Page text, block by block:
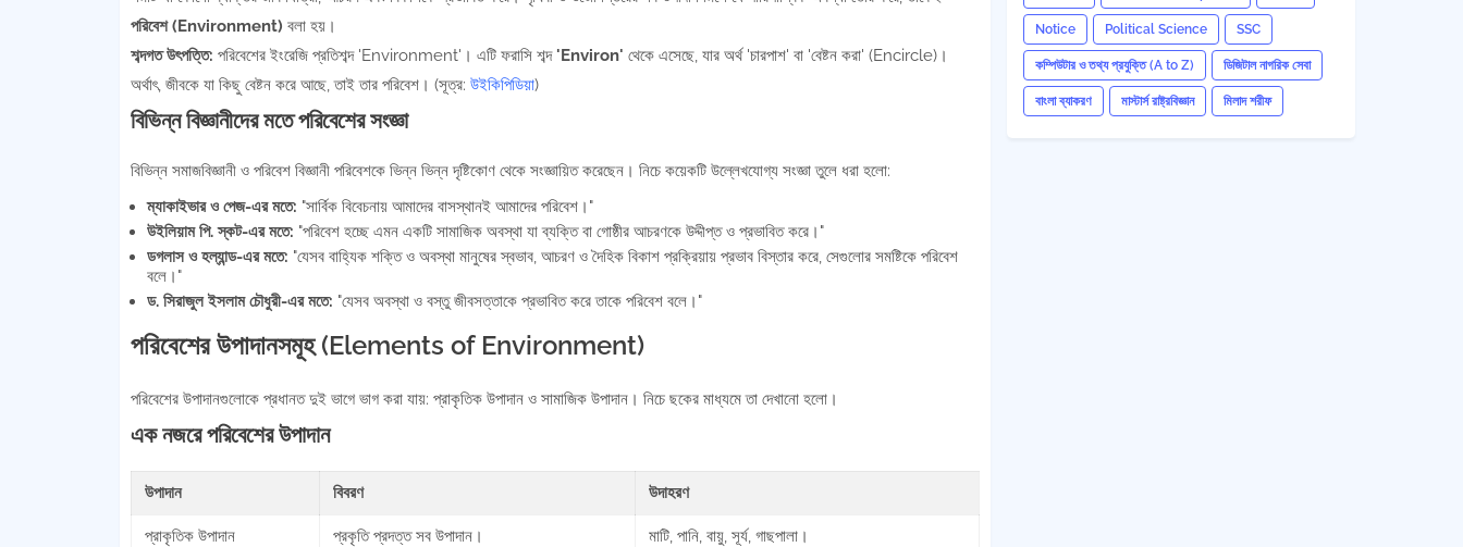
পরিবেশ (Environment) বলা হয়।
শব্দগত উৎপত্তি: পরিবেশের ইংরেজি প্রতিশব্দ 'Environment'। এটি ফরাসি শব্দ 'Environ' থেকে এসেছে, যার অর্থ 'চারপাশ' বা 'বেষ্টন করা' (Encircle)।
অর্থাৎ, জীবকে যা কিছু বেষ্টন করে আছে, তাই তার পরিবেশ। (সূত্র: উইকিপিডিয়া)
বিভিন্ন বিজ্ঞানীদের মতে পরিবেশের সংজ্ঞা
বিভিন্ন সমাজবিজ্ঞানী ও পরিবেশ বিজ্ঞানী পরিবেশকে ভিন্ন ভিন্ন দৃষ্টিকোণ থেকে সংজ্ঞায়িত করেছেন। নিচে কয়েকটি উল্লেখযোগ্য সংজ্ঞা তুলে ধরা হলো:
ম্যাকাইভার ও পেজ-এর মতে: "সার্বিক বিবেচনায় আমাদের বাসস্থানই আমাদের পরিবেশ।"
উইলিয়াম পি. স্কট-এর মতে: "পরিবেশ হচ্ছে এমন একটি সামাজিক অবস্থা যা ব্যক্তি বা গোষ্ঠীর আচরণকে উদ্দীপ্ত ও প্রভাবিত করে।"
ডগলাস ও হল্যান্ড-এর মতে: "যেসব বাহ্যিক শক্তি ও অবস্থা মানুষের স্বভাব, আচরণ ও দৈহিক বিকাশ প্রক্রিয়ায় প্রভাব বিস্তার করে, সেগুলোর সমষ্টিকে পরিবেশ
বলে।"
ড. সিরাজুল ইসলাম চৌধুরী-এর মতে: "যেসব অবস্থা ও বস্তু জীবসত্তাকে প্রভাবিত করে তাকে পরিবেশ বলে।"
পরিবেশের উপাদানসমূহ (Elements of Environment)
পরিবেশের উপাদানগুলোকে প্রধানত দুই ভাগে ভাগ করা যায়: প্রাকৃতিক উপাদান ও সামাজিক উপাদান। নিচে ছকের মাধ্যমে তা দেখানো হলো।
এক নজরে পরিবেশের উপাদান
উপাদান বিবরণ উদাহরণ
প্রাকৃতিক উপাদান প্রকৃতি প্রদত্ত সব উপাদান। মাটি, পানি, বায়ু, সূর্য, গাছপালা।
Notice Political Science SSC
কম্পিউটার ও তথ্য প্রযুক্তি (A to Z) ডিজিটাল নাগরিক সেবা
বাংলা ব্যাকরণ মাস্টার্স রাষ্ট্রবিজ্ঞান মিলাদ শরীফ